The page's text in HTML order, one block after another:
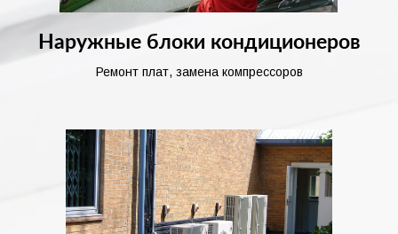
Наружные блоки кондиционеров
Ремонт плат, замена компрессоров